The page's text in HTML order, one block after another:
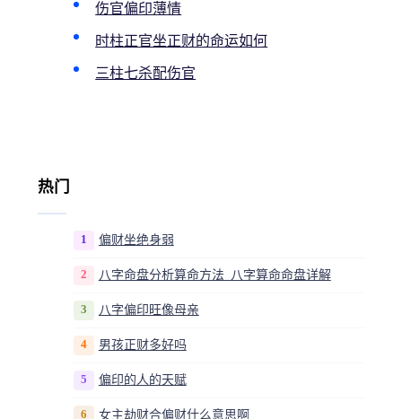
伤官偏印薄情
时柱正官坐正财的命运如何
三柱七杀配伤官
热门
1 偏财坐绝身弱
2 八字命盘分析算命方法_八字算命命盘详解
3 八字偏印旺像母亲
4 男孩正财多好吗
5 偏印的人的天赋
6 女主劫财合偏财什么意思啊